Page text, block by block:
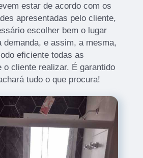
estar de acordo com os
apresentadas pelo cliente,
escolher bem o lugar
demanda, e assim, a mesma,
eficiente todas as
o cliente realizar. É garantido
tudo o que procura!